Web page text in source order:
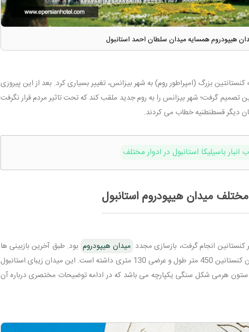
هیپودروم همسایه میدان سلطان احمد استانبول
کنستانتین بزرگ (امپراطور روم) به شهر بیزانس، تغییر بسیاری کرد. بعد از این پیروزی
تصمیم گرفت؛ شهر بیزانس را به روم جدید ملقب کند که تحت تاثیر مردم قرار نگرفت
دیگر قسطنطنیه خطاب می کردند.
باسیلیکا استانبول در ادوار مختلف
میدان هیپودروم استانبول
انجام گرفت، بازسازی مجدد میدان هیپودروم بود. طبق آخرین بازبینی ها
گفته می شود که طول هیپودروم در زمان کنستانین 450 متر طول و عرضی 130 متری داشته است. این میدان زیبای استانبول
و ستون هرمی شکل سنگی یکپارچه می باشد که در ادامه توضیحات مختصری درباره آن